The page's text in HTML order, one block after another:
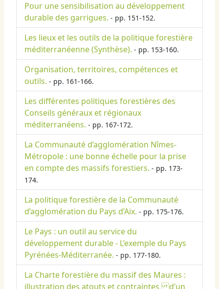
Pour une sensibilisation au développement
durable des garrigues. - pp. 151-152.
Les lieux et les outils de la politique forestière
méditerranéenne (Synthèse). - pp. 153-160.
Organisation, territoires, compétences et
outils. - pp. 161-166.
Les différentes politiques forestières des
Conseils généraux et régionaux
méditerranéens. - pp. 167-172.
La Communauté d’agglomération Nîmes-
Métropole : une bonne échelle pour la prise
en compte des massifs forestiers. - pp. 173-
174.
La politique forestière de la Communauté
d’agglomération du Pays d’Aix. - pp. 175-176.
Le Pays : un outil au service du
développement durable - L’exemple du Pays
Pyrénées-Méditerranée. - pp. 177-180.
La Charte forestière du massif des Maures :
illustration des atouts et contraintes d’un